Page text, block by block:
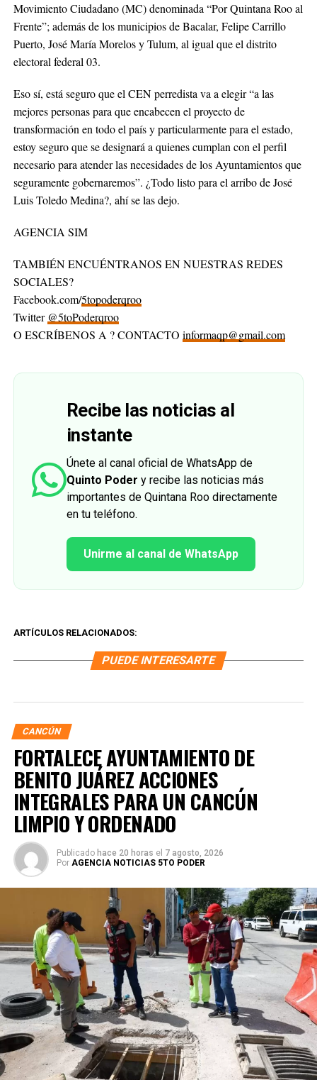
Movimiento Ciudadano (MC) denominada “Por Quintana Roo al
Frente”; además de los municipios de Bacalar, Felipe Carrillo
Puerto, José María Morelos y Tulum, al igual que el distrito
electoral federal 03.
Eso sí, está seguro que el CEN perredista va a elegir “a las
mejores personas para que encabecen el proyecto de
transformación en todo el país y particularmente para el estado,
estoy seguro que se designará a quienes cumplan con el perfil
necesario para atender las necesidades de los Ayuntamientos que
seguramente gobernaremos”. ¿Todo listo para el arribo de José
Luis Toledo Medina?, ahí se las dejo.
AGENCIA SIM
TAMBIÉN ENCUÉNTRANOS EN NUESTRAS REDES
SOCIALES?
Facebook.com/5topoderqroo
Twitter @5toPoderqroo
O ESCRÍBENOS A ? CONTACTO informaqp@gmail.com
Recibe las noticias al
instante
Únete al canal oficial de WhatsApp de
Quinto Poder y recibe las noticias más
importantes de Quintana Roo directamente
en tu teléfono.
Unirme al canal de WhatsApp
ARTÍCULOS RELACIONADOS:
PUEDE INTERESARTE
CANCÚN
FORTALECE AYUNTAMIENTO DE
BENITO JUÁREZ ACCIONES
INTEGRALES PARA UN CANCÚN
LIMPIO Y ORDENADO
Publicado hace 20 horas el 7 agosto, 2026
Por AGENCIA NOTICIAS 5TO PODER